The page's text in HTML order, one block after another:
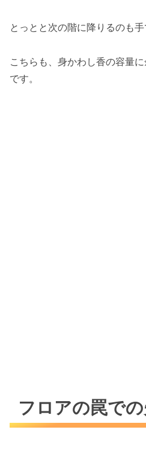
とっとと次の階に降りるのも手
こちらも、身かわし香の容量
です。
フロアの罠で